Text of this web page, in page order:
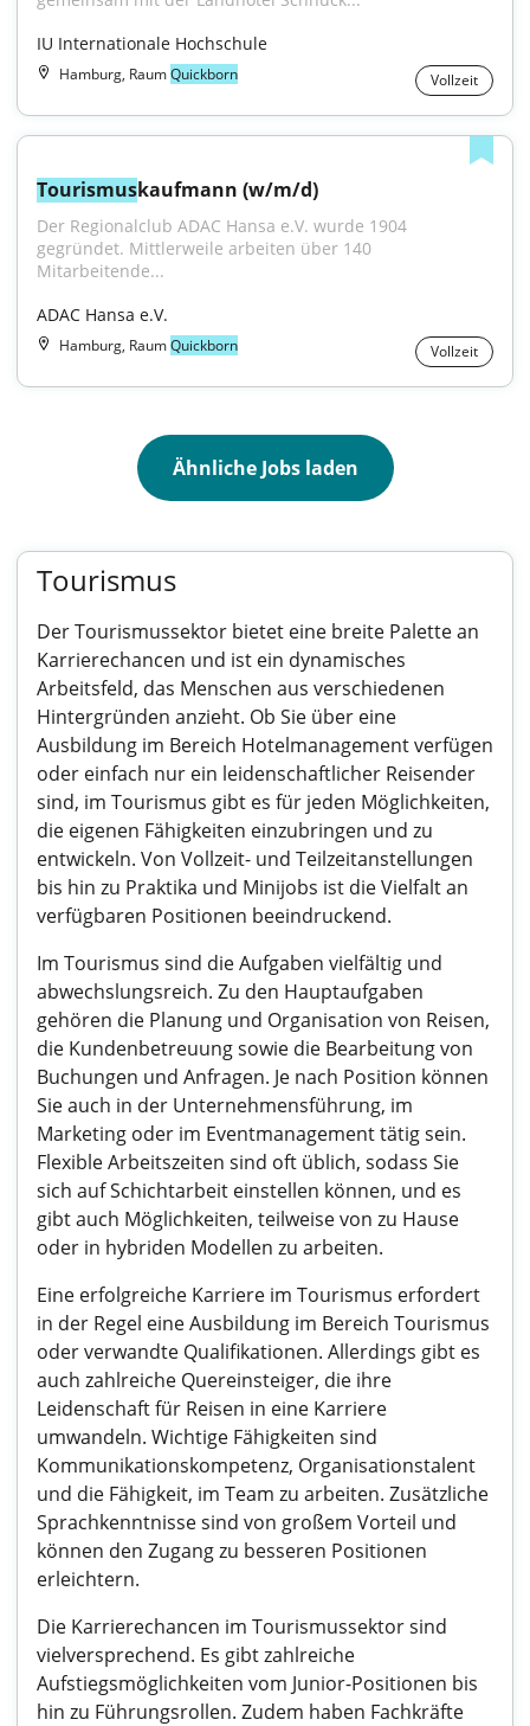
IU Internationale Hochschule
Hamburg, RaumQuickborn Vollzeit
Tourismuskaufmann (w/m/d)
Der Regionalclub ADAC Hansa e.V. wurde 1904
gegründet. Mittlerweile arbeiten über 140
Mitarbeitende...
ADAC Hansa e.V.
Hamburg, RaumQuickborn Vollzeit
Ähnliche Jobs laden
Tourismus
Der Tourismussektor bietet eine breite Palette an
Karrierechancen und ist ein dynamisches
Arbeitsfeld, das Menschen aus verschiedenen
Hintergründen anzieht. Ob Sie über eine
Ausbildung im Bereich Hotelmanagement verfügen
oder einfach nur ein leidenschaftlicher Reisender
sind, im Tourismus gibt es für jeden Möglichkeiten,
die eigenen Fähigkeiten einzubringen und zu
entwickeln. Von Vollzeit- und Teilzeitanstellungen
bis hin zu Praktika und Minijobs ist die Vielfalt an
verfügbaren Positionen beeindruckend.
Im Tourismus sind die Aufgaben vielfältig und
abwechslungsreich. Zu den Hauptaufgaben
gehören die Planung und Organisation von Reisen,
die Kundenbetreuung sowie die Bearbeitung von
Buchungen und Anfragen. Je nach Position können
Sie auch in der Unternehmensführung, im
Marketing oder im Eventmanagement tätig sein.
Flexible Arbeitszeiten sind oft üblich, sodass Sie
sich auf Schichtarbeit einstellen können, und es
gibt auch Möglichkeiten, teilweise von zu Hause
oder in hybriden Modellen zu arbeiten.
Eine erfolgreiche Karriere im Tourismus erfordert
in der Regel eine Ausbildung im Bereich Tourismus
oder verwandte Qualifikationen. Allerdings gibt es
auch zahlreiche Quereinsteiger, die ihre
Leidenschaft für Reisen in eine Karriere
umwandeln. Wichtige Fähigkeiten sind
Kommunikationskompetenz, Organisationstalent
und die Fähigkeit, im Team zu arbeiten. Zusätzliche
Sprachkenntnisse sind von großem Vorteil und
können den Zugang zu besseren Positionen
erleichtern.
Die Karrierechancen im Tourismussektor sind
vielversprechend. Es gibt zahlreiche
Aufstiegsmöglichkeiten vom Junior-Positionen bis
hin zu Führungsrollen. Zudem haben Fachkräfte